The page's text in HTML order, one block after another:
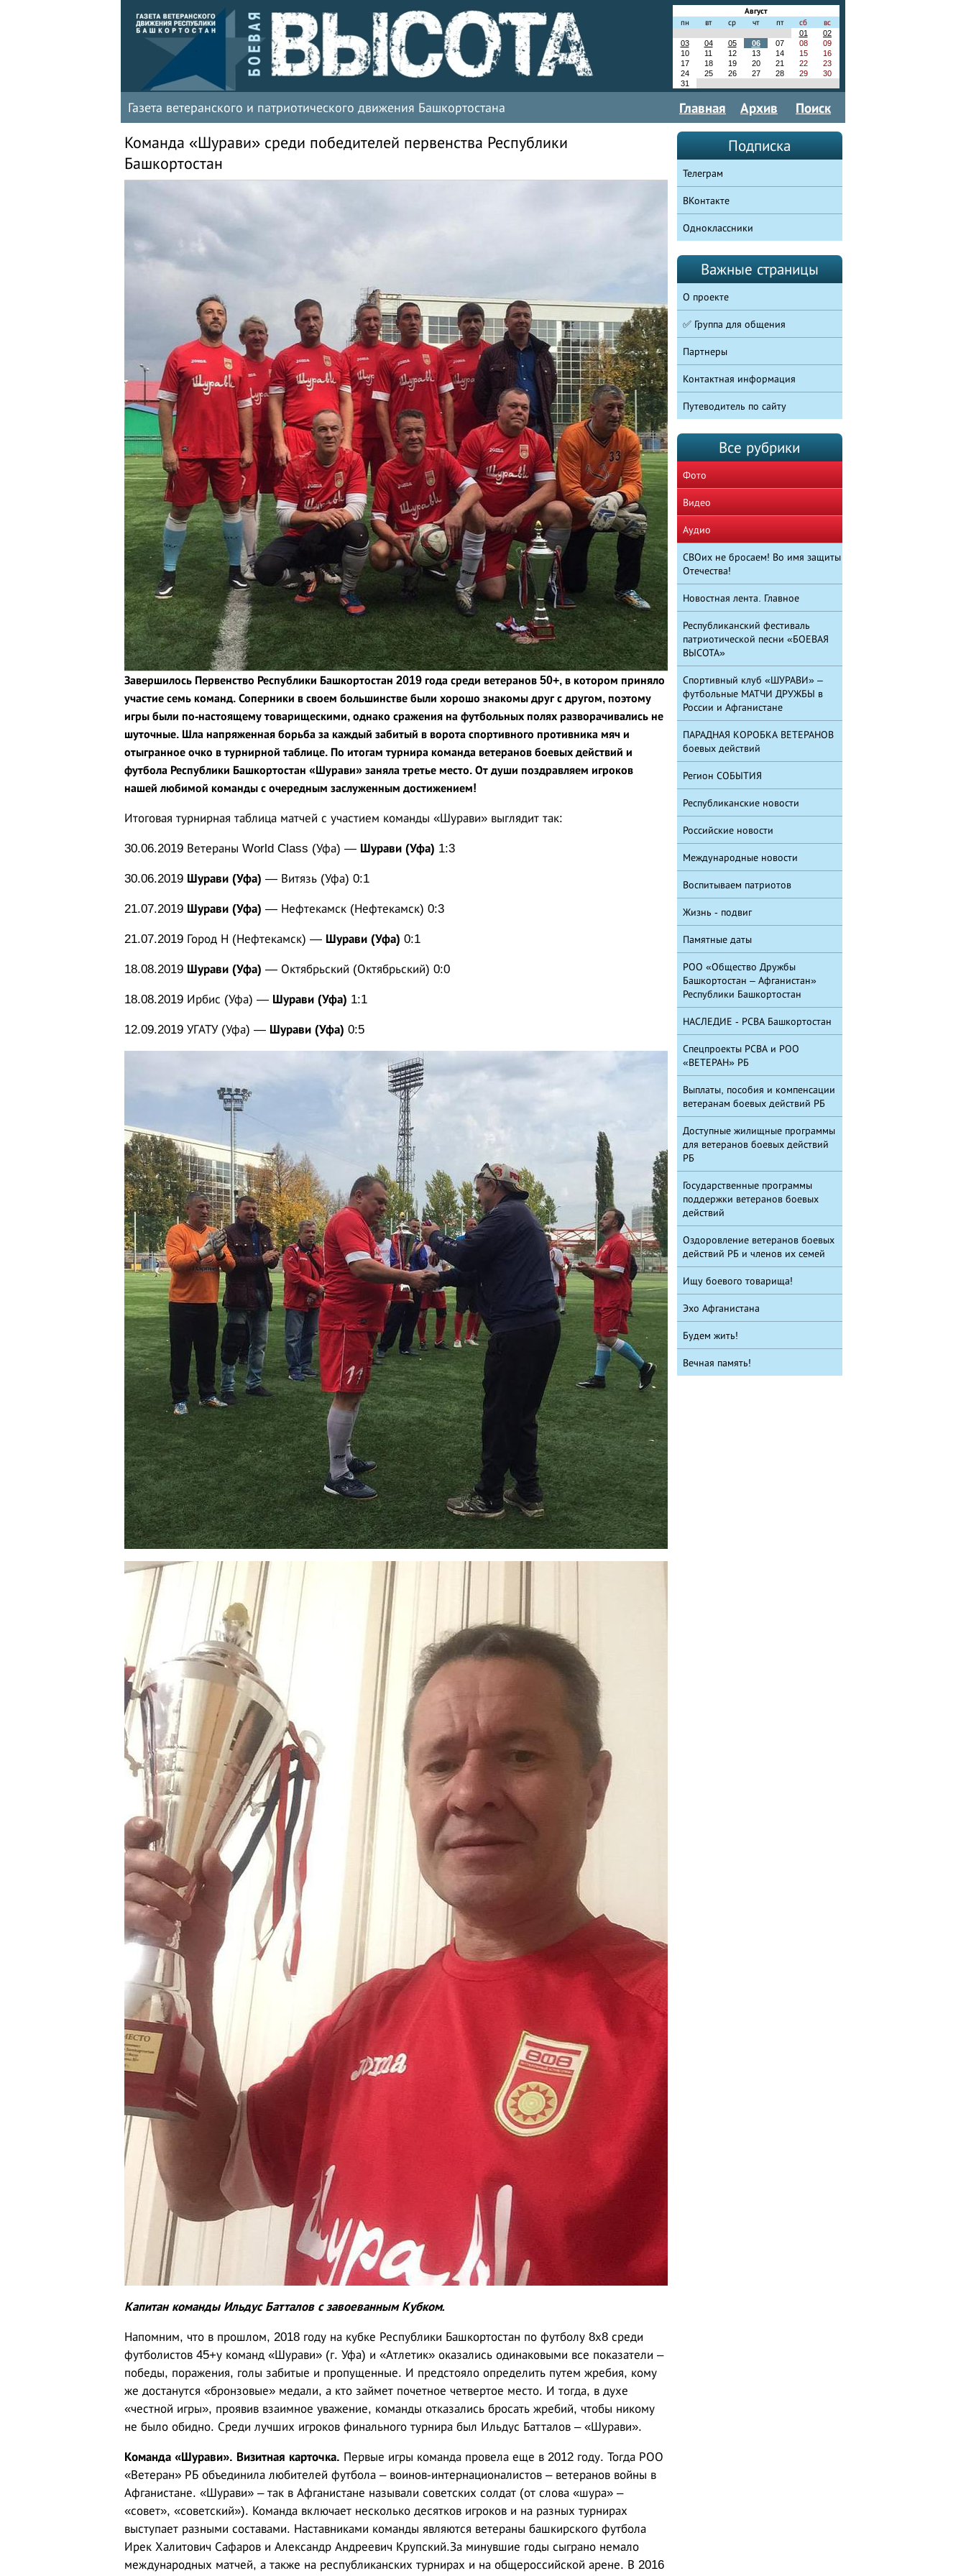
Август
пн
вт ср чт пт сб
вс
01
02
03
04 05 06 07 08
09
10
11 12 13 14 15
16
17
18 19 20 21 22
23
24
25 26 27 28 29
30
31
Газета ветеранского и патриотического движения Башкортостана Главная Архив Поиск
Команда «Шурави» среди победителей первенства Республики
Башкортостан
Завершилось Первенство Республики Башкортостан 2019 года среди ветеранов 50+, в котором приняло
участие семь команд. Соперники в своем большинстве были хорошо знакомы друг с другом, поэтому
игры были по-настоящему товарищескими, однако сражения на футбольных полях разворачивались не
шуточные. Шла напряженная борьба за каждый забитый в ворота спортивного противника мяч и
отыгранное очко в турнирной таблице. По итогам турнира команда ветеранов боевых действий и
футбола Республики Башкортостан «Шурави» заняла третье место. От души поздравляем игроков
нашей любимой команды с очередным заслуженным достижением!
Итоговая турнирная таблица матчей с участием команды «Шурави» выглядит так:
30.06.2019 Ветераны World Class (Уфа) —Шурави (Уфа) 1:3
30.06.2019 Шурави (Уфа) — Витязь (Уфа) 0:1
21.07.2019 Шурави (Уфа) — Нефтекамск (Нефтекамск) 0:3
21.07.2019 Город Н (Нефтекамск) — Шурави (Уфа) 0:1
18.08.2019 Шурави (Уфа) — Октябрьский (Октябрьский) 0:0
18.08.2019 Ирбис (Уфа) — Шурави (Уфа) 1:1
12.09.2019 УГАТУ (Уфа) — Шурави (Уфа) 0:5
Капитан команды Ильдус Батталов с завоеванным Кубком.
Напомним, что в прошлом, 2018 году на кубке Республики Башкортостан по футболу 8х8 среди
футболистов 45+у команд «Шурави» (г. Уфа) и «Атлетик» оказались одинаковыми все показатели –
победы, поражения, голы забитые и пропущенные. И предстояло определить путем жребия, кому
же достанутся «бронзовые» медали, а кто займет почетное четвертое место. И тогда, в духе
«честной игры», проявив взаимное уважение, команды отказались бросать жребий, чтобы никому
не было обидно. Среди лучших игроков финального турнира был Ильдус Батталов – «Шурави».
Команда «Шурави». Визитная карточка. Первые игры команда провела еще в 2012 году. Тогда РОО
«Ветеран» РБ объединила любителей футбола – воинов-интернационалистов – ветеранов войны в
Афганистане. «Шурави» – так в Афганистане называли советских солдат (от слова «шура» –
«совет», «советский»). Команда включает несколько десятков игроков и на разных турнирах
выступает разными составами. Наставниками команды являются ветераны башкирского футбола
Ирек Халитович Сафаров и Александр Андреевич Крупский.За минувшие годы сыграно немало
международных матчей, а также на республиканских турнирах и на общероссийской арене. В 2016
Подписка
Телеграм
ВКонтакте
Одноклассники
Важные страницы
О проекте
✅ Группа для общения
Партнеры
Контактная информация
Путеводитель по сайту
Все рубрики
Фото
Видео
Аудио
СВОих не бросаем! Во имя защиты
Отечества!
Новостная лента. Главное
Республиканский фестиваль
патриотической песни «БОЕВАЯ
ВЫСОТА»
Спортивный клуб «ШУРАВИ» –
футбольные МАТЧИ ДРУЖБЫ в
России и Афганистане
ПАРАДНАЯ КОРОБКА ВЕТЕРАНОВ
боевых действий
Регион СОБЫТИЯ
Республиканские новости
Российские новости
Международные новости
Воспитываем патриотов
Жизнь - подвиг
Памятные даты
РОО «Общество Дружбы
Башкортостан – Афганистан»
Республики Башкортостан
НАСЛЕДИЕ - РСВА Башкортостан
Спецпроекты РСВА и РОО
«ВЕТЕРАН» РБ
Выплаты, пособия и компенсации
ветеранам боевых действий РБ
Доступные жилищные программы
для ветеранов боевых действий
РБ
Государственные программы
поддержки ветеранов боевых
действий
Оздоровление ветеранов боевых
действий РБ и членов их семей
Ищу боевого товарища!
Эхо Афганистана
Будем жить!
Вечная память!